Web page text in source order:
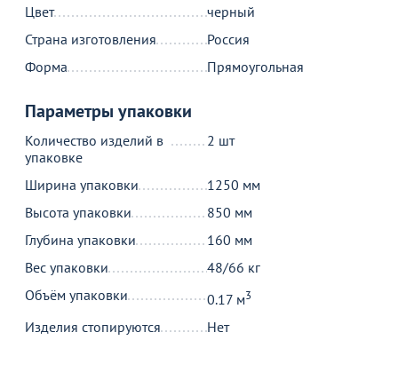
Цвет
черный
Страна изготовления
Россия
Форма
Прямоугольная
Параметры упаковки
Количество изделий в
упаковке
2 шт
Ширина упаковки
1250 мм
Высота упаковки
850 мм
Глубина упаковки
160 мм
Вес упаковки
48/66 кг
Объём упаковки
0.17 м3
Изделия стопируются Нет
В корзине
Продолжить покупки
С этим товаром покупают
от5 190 ₽
36